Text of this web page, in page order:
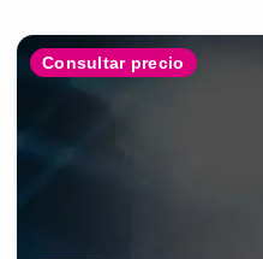
Consultar precio